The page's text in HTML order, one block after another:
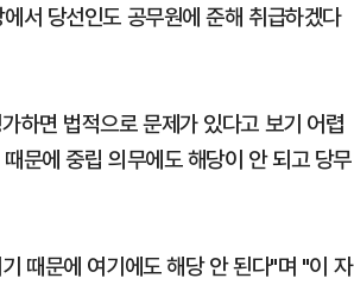
서 당선인도 공무원에 준해 취급하겠다
하면 법적으로 문제가 있다고 보기 어렵
문에 중립 의무에도 해당이 안 되고 당무
때문에 여기에도 해당 안 된다"며 "이 자